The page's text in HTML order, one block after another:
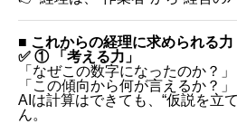
■ これからの経理に求められる力
✅ ① 「考える力」
「なぜこの数字になったのか？」
「この傾向から何が言えるか？」
AIは計算はできても、“仮説を立
ん。